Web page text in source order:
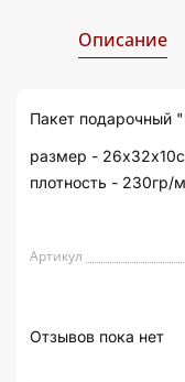
Описание
Пакет подарочный
размер -
плотность - 230гр/
Артикул
Отзывов пока нет